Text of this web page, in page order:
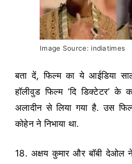
Image Source: indiatimes
बता दें, फिल्म का ये आईडिया
हॉलीवुड फिल्म ‘दि डिक्टेटर’
अलादीन से लिया गया है. उस
कोहेन ने निभाया था.
18. अक्षय कुमार और बॉबी देओल